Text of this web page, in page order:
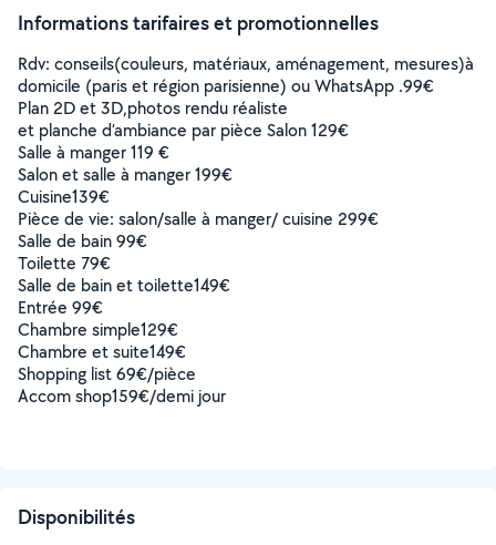
Informations tarifaires et promotionnelles
Rdv: conseils(couleurs, matériaux, aménagement, mesures)à
domicile (paris et région parisienne) ou WhatsApp .99€
Plan 2D et 3D,photos rendu réaliste
et planche d’ambiance par pièce Salon 129€
Salle à manger 119 €
Salon et salle à manger 199€
Cuisine139€
Pièce de vie: salon/salle à manger/ cuisine 299€
Salle de bain 99€
Toilette 79€
Salle de bain et toilette149€
Entrée 99€
Chambre simple129€
Chambre et suite149€
Shopping list 69€/pièce
Accom shop159€/demi jour
Disponibilités